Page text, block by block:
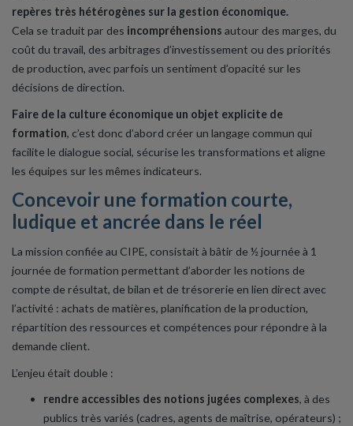
repères très hétérogènes sur la gestion économique.
Cela se traduit par des incompréhensions autour des marges, du
coût du travail, des arbitrages d’investissement ou des priorités
de production, avec parfois un sentiment d’opacité sur les
décisions de direction.
Faire de la culture économique un objet explicite de
formation, c’est donc d’abord créer un langage commun qui
facilite le dialogue social, sécurise les transformations et aligne
les équipes sur les mêmes indicateurs.
Concevoir une formation courte,
ludique et ancrée dans le réel
La mission confiée au CIPE, consistait à bâtir de ½ journée à 1
journée de formation permettant d’aborder les notions de
compte de résultat, de bilan et de trésorerie en lien direct avec
l’activité : achats de matières, planification de la production,
répartition des ressources et compétences pour répondre à la
demande client.
L’enjeu était double :
rendre accessibles des notions jugées complexes, à des
publics très variés (cadres, agents de maîtrise, opérateurs) ;